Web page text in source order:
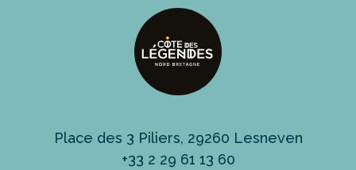
Place des 3 Piliers, 29260 Lesneven
+33 2 29 61 13 60